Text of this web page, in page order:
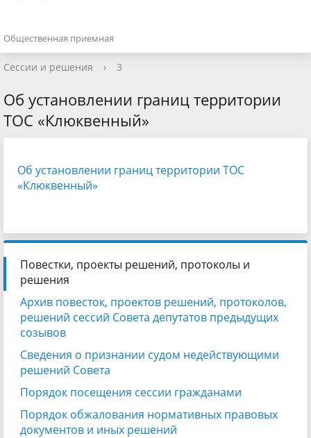
Общественная приемная
Сессии и решения › 3
Об установлении границ территории
ТОС «Клюквенный»
Об установлении границ территории ТОС
«Клюквенный»
Повестки, проекты решений, протоколы и
решения
Архив повесток, проектов решений, протоколов,
решений сессий Совета депутатов предыдущих
созывов
Сведения о признании судом недействующими
решений Совета
Порядок посещения сессии гражданами
Порядок обжалования нормативных правовых
документов и иных решений